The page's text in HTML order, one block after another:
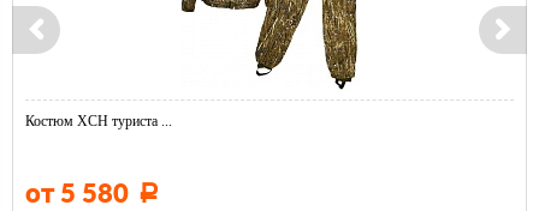
Костюм ХСН туриста ...
от 5 580 Р